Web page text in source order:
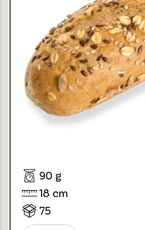
90 g
18 cm
75